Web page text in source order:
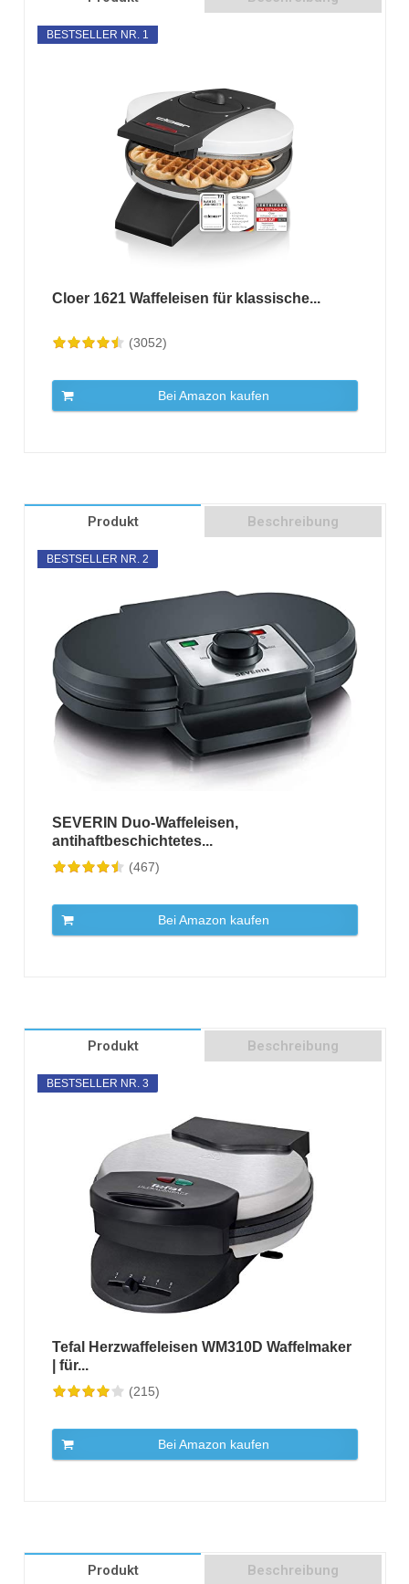
BESTSELLER NR. 1
Cloer 1621 Waffeleisen für klassische...
(3052)
Bei Amazon kaufen
Produkt Beschreibung
BESTSELLER NR. 2
SEVERIN Duo-Waffeleisen,
antihaftbeschichtetes...
(467)
Bei Amazon kaufen
Produkt Beschreibung
BESTSELLER NR. 3
Tefal Herzwaffeleisen WM310D Waffelmaker
| für...
(215)
Bei Amazon kaufen
Produkt Beschreibung